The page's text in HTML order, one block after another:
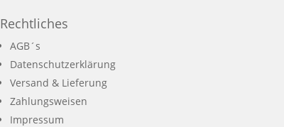
Rechtliches
AGB´s
Datenschutzerklärung
Versand & Lieferung
Zahlungsweisen
Impressum